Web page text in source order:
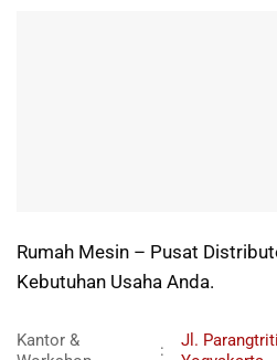
Rumah Mesin – Pusat
Kebutuhan Usaha Anda.
Kantor &
:
Jl.